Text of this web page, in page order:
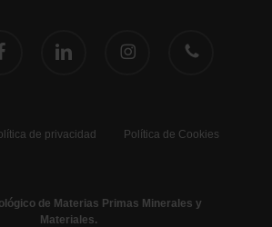
de privacidad Política de Cookies
de Materias Primas Minerales y
Materiales.